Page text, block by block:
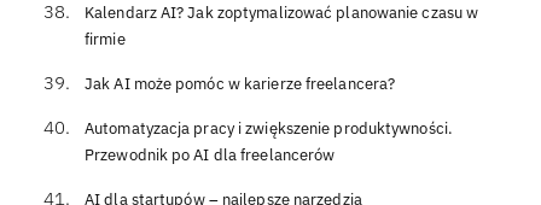
Kalendarz AI? Jak zoptymalizować planowanie czasu w
firmie
Jak AI może pomóc w karierze freelancera?
Automatyzacja pracy i zwiększenie produktywności.
Przewodnik po AI dla freelancerów
AI dla startupów – najlepsze narzędzia